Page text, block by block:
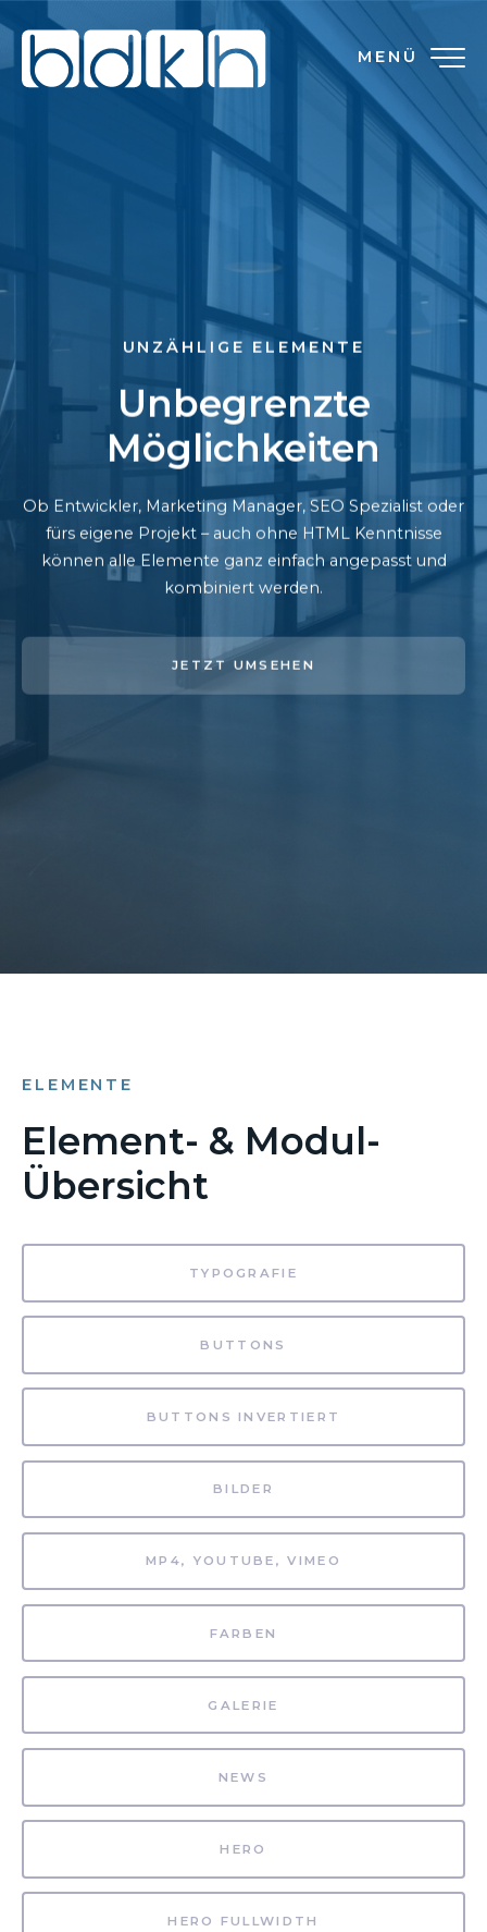
MENÜ
UNZÄHLIGE ELEMENTE
Unbegrenzte
Möglichkeiten
Ob Entwickler, Marketing Manager, SEO Spezialist oder
fürs eigene Projekt – auch ohne HTML Kenntnisse
können alle Elemente ganz einfach angepasst und
kombiniert werden.
JETZT UMSEHEN
ELEMENTE
Element- & Modul-
Übersicht
TYPOGRAFIE
BUTTONS
BUTTONS INVERTIERT
BILDER
MP4, YOUTUBE, VIMEO
FARBEN
GALERIE
NEWS
HERO
HERO FULLWIDTH